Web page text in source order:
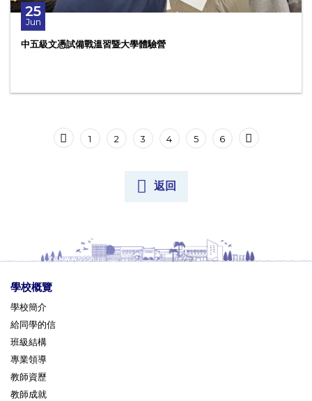
25
Jun
中五級文憑試備戰溫習暨大學體驗營
1 2 3 4 5 6
返回
學校概覽
學校簡介
給同學的信
班級結構
專業領導
教師資歷
教師成就